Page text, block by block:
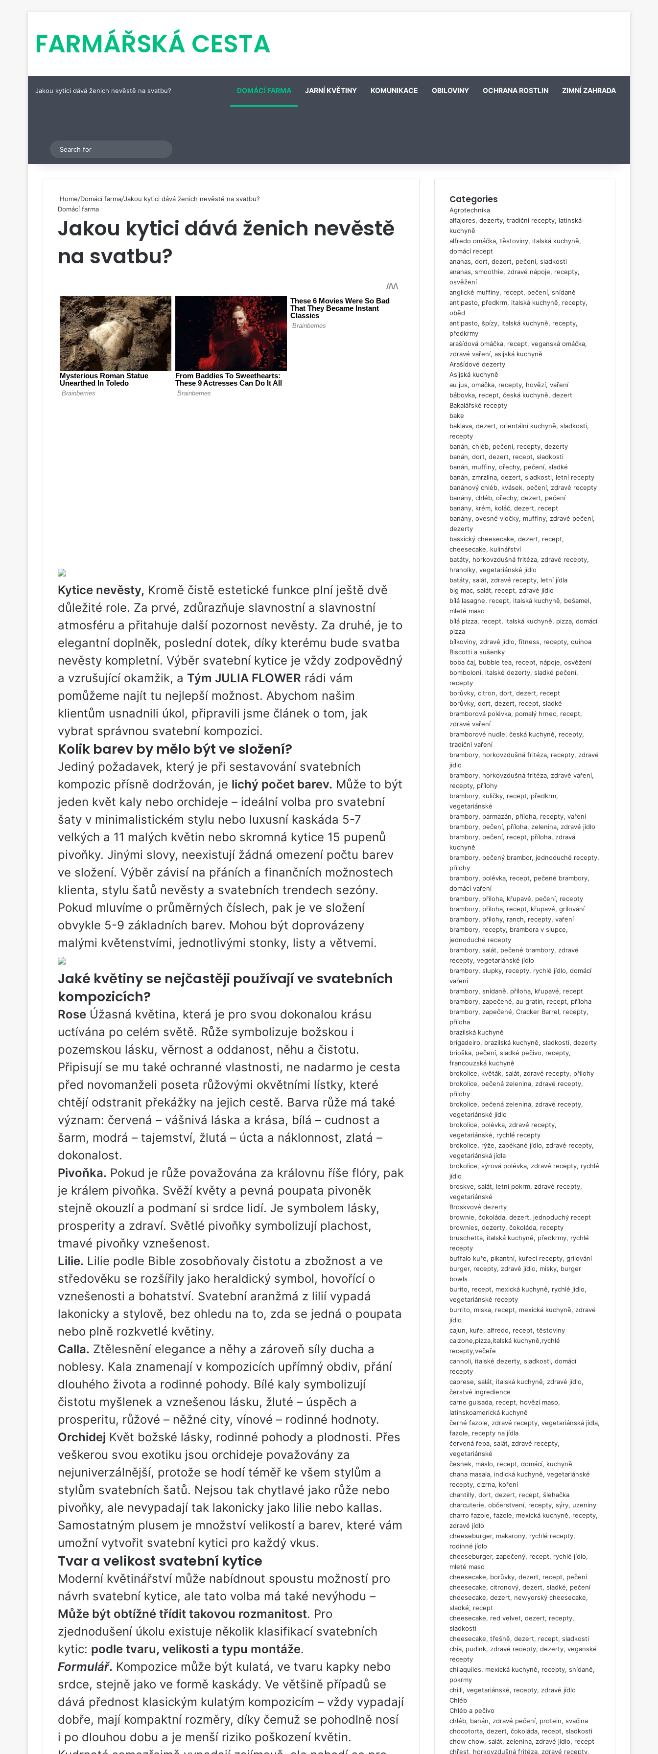
FARMÁŘSKÁ CESTA
Jakou kytici dává ženich nevěstě na svatbu? DOMÁCÍ FARMA JARNÍ KVĚTINY KOMUNIKACE OBILOVINY OCHRANA ROSTLIN ZIMNÍ ZAHRADA
Switch skin
for
Home/Domácí farma/Jakou kytici dává ženich nevěstě na svatbu?
Domácí farma
Jakou kytici dává ženich nevěstě
na svatbu?
Kytice nevěsty, Kromě čistě estetické funkce plní ještě dvě
důležité role. Za prvé, zdůrazňuje slavnostní a slavnostní
atmosféru a přitahuje další pozornost nevěsty. Za druhé, je to
elegantní doplněk, poslední dotek, díky kterému bude svatba
nevěsty kompletní. Výběr svatební kytice je vždy zodpovědný
a vzrušující okamžik, a Tým JULIA FLOWER rádi vám
pomůžeme najít tu nejlepší možnost. Abychom našim
klientům usnadnili úkol, připravili jsme článek o tom, jak
vybrat správnou svatební kompozici.
Kolik barev by mělo být ve složení?
Jediný požadavek, který je při sestavování svatebních
kompozic přísně dodržován, je lichý počet barev. Může to být
jeden květ kaly nebo orchideje – ideální volba pro svatební
šaty v minimalistickém stylu nebo luxusní kaskáda 5-7
velkých a 11 malých květin nebo skromná kytice 15 pupenů
pivoňky. Jinými slovy, neexistují žádná omezení počtu barev
ve složení. Výběr závisí na přáních a finančních možnostech
klienta, stylu šatů nevěsty a svatebních trendech sezóny.
Pokud mluvíme o průměrných číslech, pak je ve složení
obvykle 5-9 základních barev. Mohou být doprovázeny
malými květenstvími, jednotlivými stonky, listy a větvemi.
Jaké květiny se nejčastěji používají ve svatebních
kompozicích?
Rose Úžasná květina, která je pro svou dokonalou krásu
uctívána po celém světě. Růže symbolizuje božskou i
pozemskou lásku, věrnost a oddanost, něhu a čistotu.
Připisují se mu také ochranné vlastnosti, ne nadarmo je cesta
před novomanželi poseta růžovými okvětními lístky, které
chtějí odstranit překážky na jejich cestě. Barva růže má také
význam: červená – vášnivá láska a krása, bílá – cudnost a
šarm, modrá – tajemství, žlutá – úcta a náklonnost, zlatá –
dokonalost.
Pivoňka. Pokud je růže považována za královnu říše flóry, pak
je králem pivoňka. Svěží květy a pevná poupata pivoněk
stejně okouzlí a podmaní si srdce lidí. Je symbolem lásky,
prosperity a zdraví. Světlé pivoňky symbolizují plachost,
tmavé pivoňky vznešenost.
Lilie. Lilie podle Bible zosobňovaly čistotu a zbožnost a ve
středověku se rozšířily jako heraldický symbol, hovořící o
vznešenosti a bohatství. Svatební aranžmá z lilií vypadá
lakonicky a stylově, bez ohledu na to, zda se jedná o poupata
nebo plně rozkvetlé květiny.
Calla. Ztělesnění elegance a něhy a zároveň síly ducha a
noblesy. Kala znamenají v kompozicích upřímný obdiv, přání
dlouhého života a rodinné pohody. Bílé kaly symbolizují
čistotu myšlenek a vznešenou lásku, žluté – úspěch a
prosperitu, růžové – něžné city, vínové – rodinné hodnoty.
Orchidej Květ božské lásky, rodinné pohody a plodnosti. Přes
veškerou svou exotiku jsou orchideje považovány za
nejuniverzálnější, protože se hodí téměř ke všem stylům a
stylům svatebních šatů. Nejsou tak chytlavé jako růže nebo
pivoňky, ale nevypadají tak lakonicky jako lilie nebo kallas.
Samostatným plusem je množství velikostí a barev, které vám
umožní vytvořit svatební kytici pro každý vkus.
Tvar a velikost svatební kytice
Moderní květinářství může nabídnout spoustu možností pro
návrh svatební kytice, ale tato volba má také nevýhodu –
Může být obtížné třídit takovou rozmanitost. Pro
zjednodušení úkolu existuje několik klasifikací svatebních
kytic: podle tvaru, velikosti a typu montáže.
Formulář. Kompozice může být kulatá, ve tvaru kapky nebo
srdce, stejně jako ve formě kaskády. Ve většině případů se
dává přednost klasickým kulatým kompozicím – vždy vypadají
dobře, mají kompaktní rozměry, díky čemuž se pohodlně nosí
i po dlouhou dobu a je menší riziko poškození květin.
Categories
Agrotechnika
alfajores, dezerty, tradiční recepty, latinská
kuchyně
alfredo omáčka, těstoviny, italská kuchyně,
domácí recept
ananas, dort, dezert, pečení, sladkosti
ananas, smoothie, zdravé nápoje, recepty,
osvěžení
anglické muffiny, recept, pečení, snídaně
antipasto, předkrm, italská kuchyně, recepty,
oběd
antipasto, špízy, italská kuchyně, recepty,
předkrmy
arašídová omáčka, recept, veganská omáčka,
zdravé vaření, asijská kuchyně
Arašídové dezerty
Asijská kuchyně
au jus, omáčka, recepty, hovězí, vaření
bábovka, recept, česká kuchyně, dezert
Bakalářské recepty
bake
baklava, dezert, orientální kuchyně, sladkosti,
recepty
banán, chléb, pečení, recepty, dezerty
banán, dort, dezert, recept, sladkosti
banán, muffiny, ořechy, pečení, sladké
banán, zmrzlina, dezert, sladkosti, letní recepty
banánový chléb, kvásek, pečení, zdravé recepty
banány, chléb, ořechy, dezert, pečení
banány, krém, koláč, dezert, recept
banány, ovesné vločky, muffiny, zdravé pečení,
dezerty
baskický cheesecake, dezert, recept,
cheesecake, kulinářství
batáty, horkovzdušná fritéza, zdravé recepty,
hranolky, vegetariánské jídlo
batáty, salát, zdravé recepty, letní jídla
big mac, salát, recept, zdravé jídlo
bílá lasagne, recept, italská kuchyně, bešamel,
mleté maso
bílá pizza, recept, italská kuchyně, pizza, domácí
pizza
bílkoviny, zdravé jídlo, fitness, recepty, quinoa
Biscotti a sušenky
boba čaj, bubble tea, recept, nápoje, osvěžení
bomboloni, italské dezerty, sladké pečení,
recepty
borůvky, citron, dort, dezert, recept
borůvky, dort, dezert, recept, sladké
bramborová polévka, pomalý hrnec, recept,
zdravé vaření
bramborové nudle, česká kuchyně, recepty,
tradiční vaření
brambory, horkovzdušná fritéza, recepty, zdravé
jídlo
brambory, horkovzdušná fritéza, zdravé vaření,
recepty, přílohy
brambory, kuličky, recept, předkrm,
vegetariánské
brambory, parmazán, příloha, recepty, vaření
brambory, pečení, příloha, zelenina, zdravé jídlo
brambory, pečení, recept, příloha, zdravá
kuchyně
brambory, pečený brambor, jednoduché recepty,
přílohy
brambory, polévka, recept, pečené brambory,
domácí vaření
brambory, příloha, křupavé, pečení, recepty
brambory, příloha, recept, křupavé, grilování
brambory, přílohy, ranch, recepty, vaření
brambory, recepty, brambora v slupce,
jednoduché recepty
brambory, salát, pečené brambory, zdravé
recepty, vegetariánské jídlo
brambory, slupky, recepty, rychlé jídlo, domácí
vaření
brambory, snídaně, příloha, křupavé, recept
brambory, zapečené, au gratin, recept, příloha
brambory, zapečené, Cracker Barrel, recepty,
příloha
brazilská kuchyně
brigadeiro, brazilská kuchyně, sladkosti, dezerty
brioška, pečení, sladké pečivo, recepty,
francouzská kuchyně
brokolice, květák, salát, zdravé recepty, přílohy
brokolice, pečená zelenina, zdravé recepty,
přílohy
brokolice, pečená zelenina, zdravé recepty,
vegetariánské jídlo
brokolice, polévka, zdravé recepty,
vegetariánské, rychlé recepty
brokolice, rýže, zapékané jídlo, zdravé recepty,
vegetariánská jídla
brokolice, sýrová polévka, zdravé recepty, rychlé
jídlo
broskve, salát, letní pokrm, zdravé recepty,
vegetariánské
Broskvové dezerty
brownie, čokoláda, dezert, jednoduchý recept
brownies, dezerty, čokoláda, recepty
bruschetta, italská kuchyně, předkrmy, rychlé
recepty
buffalo kuře, pikantní, kuřecí recepty, grilování
burger, recepty, zdravé jídlo, misky, burger
bowls
burito, recept, mexická kuchyně, rychlé jídlo,
vegetariánské recepty
burrito, miska, recept, mexická kuchyně, zdravé
jídlo
cajun, kuře, alfredo, recept, těstoviny
calzone,pizza,italská kuchyně,rychlé
recepty,večeře
cannoli, italské dezerty, sladkosti, domácí
recepty
caprese, salát, italská kuchyně, zdravé jídlo,
čerstvé ingredience
carne guisada, recept, hovězí maso,
latinskoamerická kuchyně
černé fazole, zdravé recepty, vegetariánská jídla,
fazole, recepty na jídla
červená řepa, salát, zdravé recepty,
vegetariánské
česnek, máslo, recept, domácí, kuchyně
chana masala, indická kuchyně, vegetariánské
recepty, cizrna, koření
chantilly, dort, dezert, recept, šlehačka
charcuterie, občerstvení, recepty, sýry, uzeniny
charro fazole, fazole, mexická kuchyně, recepty,
zdravé jídlo
cheeseburger, makarony, rychlé recepty,
rodinné jídlo
cheeseburger, zapečený, recept, rychlé jídlo,
mleté maso
cheesecake, borůvky, dezert, recept, pečení
cheesecake, citronový, dezert, sladké, pečení
cheesecake, dezert, newyorský cheesecake,
sladké, recept
cheesecake, red velvet, dezert, recepty,
sladkosti
cheesecake, třešně, dezert, recept, sladkosti
chia, pudink, zdravé recepty, dezerty, veganské
recepty
chilaquiles, mexická kuchyně, recepty, snídaně,
pokrmy
chilli, vegetariánské, recepty, zdravé jídlo
Chléb
Chléb a pečivo
chléb, banán, zdravé pečení, protein, svačina
chocotorta, dezert, čokoláda, recept, sladkosti
chow chow, salát, zelenina, zdravé jídlo, recept
chřest, horkovzdušná fritéza, zdravé recepty,